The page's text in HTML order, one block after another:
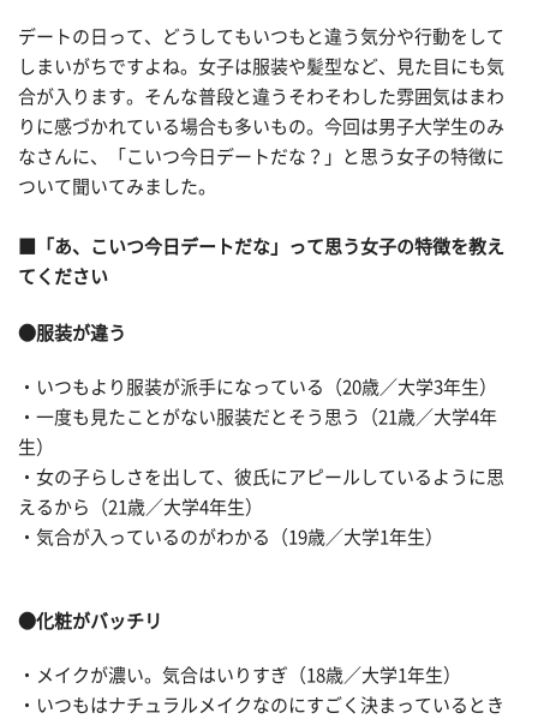
デートの日って、どうしてもいつもと違う気分や行動をして
しまいがちですよね。女子は服装や髪型など、見た目にも気
合が入ります。そんな普段と違うそわそわした雰囲気はまわ
りに感づかれている場合も多いもの。今回は男子大学生のみ
なさんに、「こいつ今日デートだな？」と思う女子の特徴に
ついて聞いてみました。
■「あ、こいつ今日デートだな」って思う女子の特徴を教え
てください
●服装が違う
・いつもより服装が派手になっている（20歳／大学3年生）
・一度も見たことがない服装だとそう思う（21歳／大学4年
生）
・女の子らしさを出して、彼氏にアピールしているように思
えるから（21歳／大学4年生）
・気合が入っているのがわかる（19歳／大学1年生）
●化粧がバッチリ
・メイクが濃い。気合はいりすぎ（18歳／大学1年生）
・いつもはナチュラルメイクなのにすごく決まっているとき